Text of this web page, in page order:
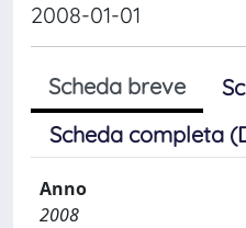
2008-01-01
Scheda breve
Scheda completa
Anno
2008